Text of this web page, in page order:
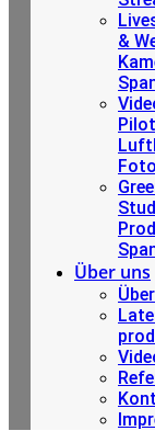
&
Über uns